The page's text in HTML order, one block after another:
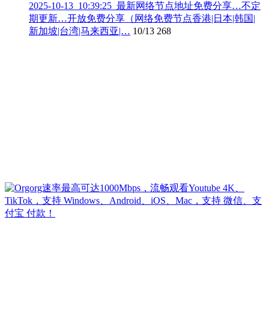
2025-10-13_10:39:25_最新网络节点地址免费分享…不定
期更新…开放免费分享（网络免费节点香港|日本|韩国|
新加坡|台湾|马来西亚|… 10/13 268